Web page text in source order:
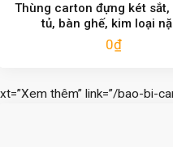
Thùng carton đựng két
tủ, bàn ghế, kim loại
0₫
thêm” link=”/bao-bi-